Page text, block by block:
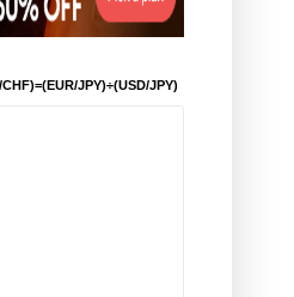
JPY)÷(USD/JPY)